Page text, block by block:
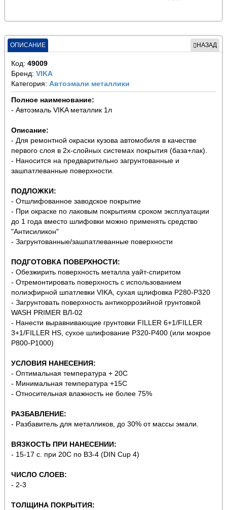
ОПИСАНИЕ НАЗАД
Код: 49009
Бренд: VIKA
Категория: Автоэмали металлики
Полное наименование:
- Автоэмаль VIKA металлик 1л
Описание:
- Для ремонтной окраски кузова автомобиля в качестве
первого слоя в 2х-слойных системах покрытия (база+лак).
- Наносится на предварительно загрунтованные и
зашпатлеванные поверхности.
ПОДЛОЖКИ:
- Отшлифованное заводское покрытие
- При окраске по лаковым покрытиям сроком эксплуатации
до 1 года вместо шлифовки можно применять средство
"Антисиликон"
- Загрунтованные/зашпатлеванные поверхности
ПОДГОТОВКА ПОВЕРХНОСТИ:
- Обезжирить поверхность металла уайт-спиритом
- Отремонтировать поверхность с использованием
полиэфирной шпатлевки VIKA, сухая щлифовка P280-P320
- Загрунтовать поверхность антикоррозийной грунтовкой
WASH PRIMER ВЛ-02
- Нанести выравнивающие грунтовки FILLER 6+1/FILLER
3+1/FILLER HS, сухое шлифование P320-P400 (или мокрое
Р800-Р1000)
УСЛОВИЯ НАНЕСЕНИЯ:
- Оптимальная температура + 20С
- Минимальная температура +15С
- Относительная влажность не более 75%
РАЗБАВЛЕНИЕ:
- Разбавитель для металликов, до 30% от массы эмали.
ВЯЗКОСТЬ ПРИ НАНЕСЕНИИ:
- 15-17 с. при 20С по ВЗ-4 (DIN Cup 4)
ЧИСЛО СЛОЕВ:
- 2-3
ТОЛЩИНА ПОКРЫТИЯ: